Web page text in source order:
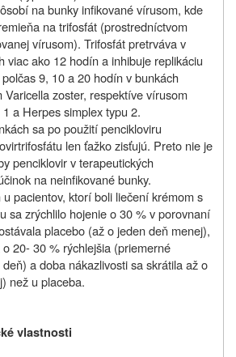
na bunky infikované vírusom, kde
na trifosfát (prostredníctvom
vírusom). Trifosfát pretrváva v
viac ako 12 hodín a inhibuje replikáciu
9, 10 a 20 hodín v bunkách
Varicella zoster, respektíve vírusom
a Herpes simplex typu 2.
sa po použití pencikloviru
len ťažko zisťujú. Preto nie je
penciklovir v terapeutických
na neinfikované bunky.
pacientov, ktorí boli liečení krémom s
sa zrýchlilo hojenie o 30 % v porovnaní
placebo (až o jeden deň menej),
20- 30 % rýchlejšia (priemerné
a doba nákazlivosti sa skrátila až o
než u placeba.
vlastnosti